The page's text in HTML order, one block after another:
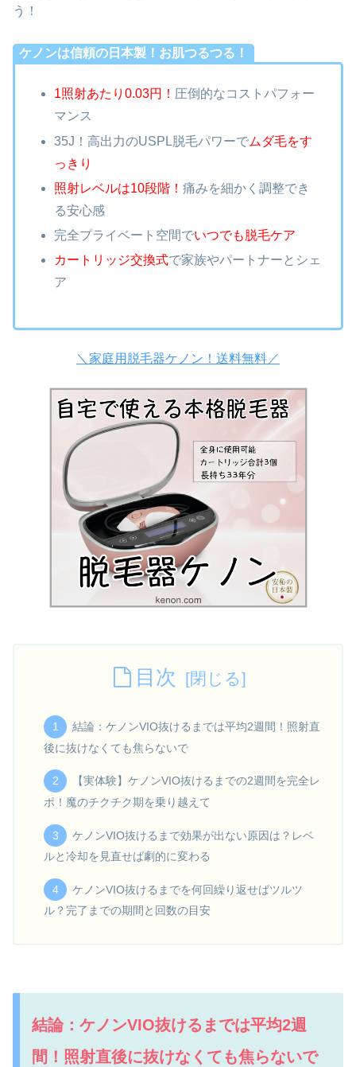
う！
ケノンは信頼の日本製！お肌つるつる！
1照射あたり0.03円！ 圧倒的なコストパフォー
マンス
35J！高出力のUSPL脱毛パワーでムダ毛をす
っきり
照射レベルは10段階！痛みを細かく調整でき
る安心感
完全プライベート空間でいつでも脱毛ケア
カートリッジ交換式で家族やパートナーとシェ
ア
＼家庭用脱毛器ケノン！送料無料／
目次
結論：ケノンVIO抜けるまでは平均2週間！照射直
後に抜けなくても焦らないで
【実体験】ケノンVIO抜けるまでの2週間を完全レ
ポ！魔のチクチク期を乗り越えて
ケノンVIO抜けるまで効果が出ない原因は？レベ
ルと冷却を見直せば劇的に変わる
ケノンVIO抜けるまでを何回繰り返せばツルツ
ル？完了までの期間と回数の目安
結論：ケノンVIO抜けるまでは平均2週
間！照射直後に抜けなくても焦らないで